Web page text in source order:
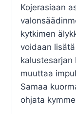
Kojerasiaan
kytkimen
voidaan
kalustesarjan
muuttaa
Samaa
ohjata